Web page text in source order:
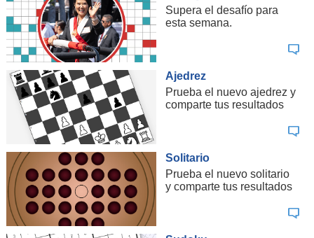
Supera el desafío para
esta semana.
Ajedrez
Prueba el nuevo ajedrez y
comparte tus resultados
Solitario
Prueba el nuevo solitario
y comparte tus resultados